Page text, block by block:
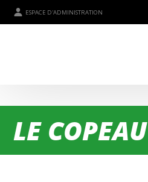
ESPACE D'ADMINISTRATION
LE COPEAU